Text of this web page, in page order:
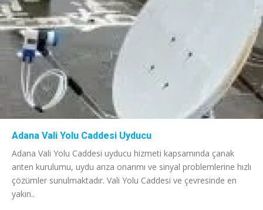
Adana Vali Yolu Caddesi Uyducu
Adana Vali Yolu Caddesi uyducu hizmeti kapsamında çanak
anten kurulumu, uydu arıza onarımı ve sinyal problemlerine hızlı
çözümler sunulmaktadır. Vali Yolu Caddesi ve çevresinde en
yakın..